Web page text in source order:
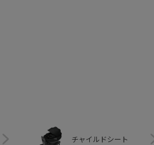
チャイルドシート